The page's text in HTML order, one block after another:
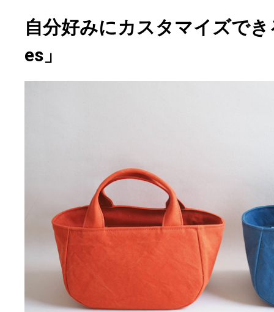
自分好みにカスタマイズで
es」